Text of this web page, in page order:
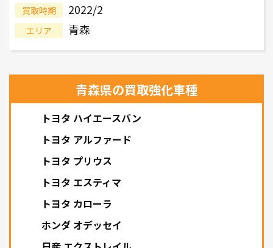
買取時期 2022/2
エリア 青森
青森県の買取強化車種
トヨタ ハイエースバン
トヨタ アルファード
トヨタ プリウス
トヨタ エスティマ
トヨタ カローラ
ホンダ オデッセイ